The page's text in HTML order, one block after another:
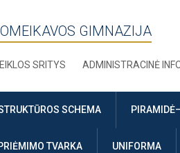
GIMNAZIJA
SRITYS ADMINISTRACINĖ
SCHEMA
TVARKA UNIFORMA